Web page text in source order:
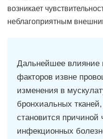
возникает
неблагоприятным
Дальнейшее влияние
факторов извне
изменения в
бронхиальных
становится причиной
инфекционных